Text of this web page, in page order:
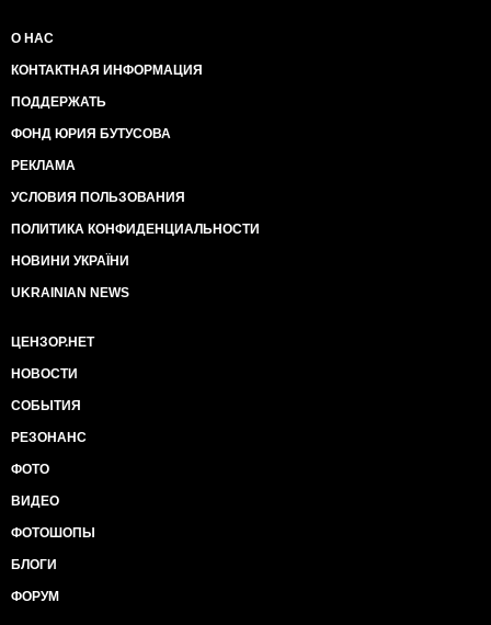
О НАС
КОНТАКТНАЯ ИНФОРМАЦИЯ
ПОДДЕРЖАТЬ
ФОНД ЮРИЯ БУТУСОВА
РЕКЛАМА
УСЛОВИЯ ПОЛЬЗОВАНИЯ
ПОЛИТИКА КОНФИДЕНЦИАЛЬНОСТИ
НОВИНИ УКРАЇНИ
UKRAINIAN NEWS
ЦЕНЗОР.НЕТ
НОВОСТИ
СОБЫТИЯ
РЕЗОНАНС
ФОТО
ВИДЕО
ФОТОШОПЫ
БЛОГИ
ФОРУМ